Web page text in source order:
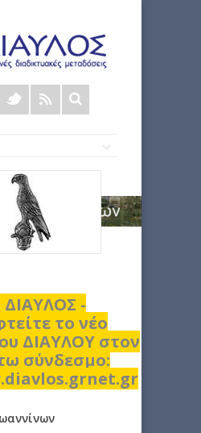
Φόρμα
αναζήτησης
-
το νέο
ΔΙΑΥΛΟΥ στον
σύνδεσμο: